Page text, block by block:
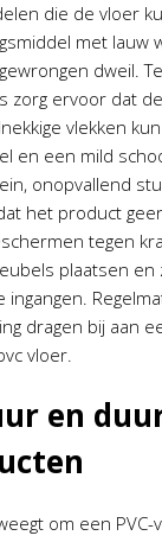
die de vloer
met lauw
dweil.
zorg ervoor dat
vlekken
en een mild
onopvallend
het product
tegen
plaatsen en
dragen bij aan
vloer.
en
om een